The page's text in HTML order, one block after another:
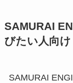
SAMURAI
びたい人向け
SAMURAI